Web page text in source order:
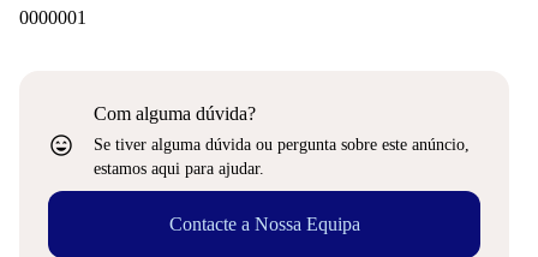
0000001
sentiment_very_satisfied
Com alguma dúvida?
Se tiver alguma dúvida ou pergunta sobre este anúncio,
estamos aqui para ajudar.
Contacte a Nossa Equipa